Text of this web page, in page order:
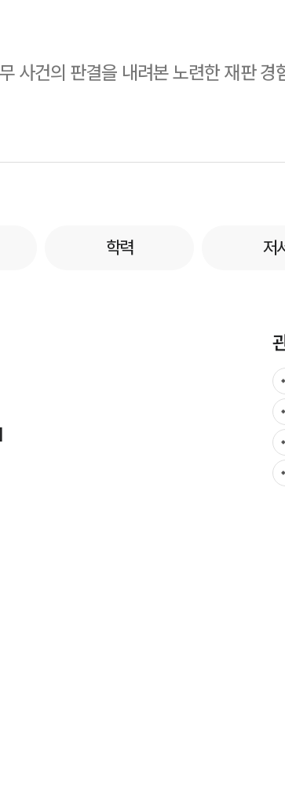
사건의 판결을 내려본 노련한 재판 경
학력 저